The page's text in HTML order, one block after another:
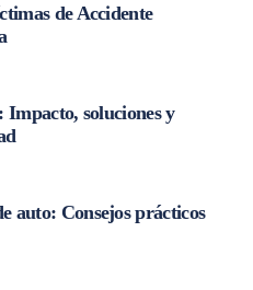
de Accidente
Impacto, soluciones y
auto: Consejos prácticos